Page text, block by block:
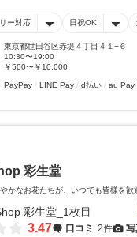
ー対応 日祝OK
東京都世田谷区赤堤４丁目４１−６
10:30〜19:00
￥500〜￥10,000
PayPay LINE Pay d払い au Pay
彩生堂
かなお花たちが、いつでも皆様を
3.47 口コミ 2件